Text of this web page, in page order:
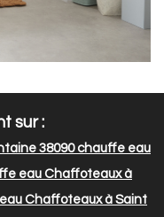
sur :
38090chauffe eau
eau Chaffoteaux à
Chaffoteaux à Saint